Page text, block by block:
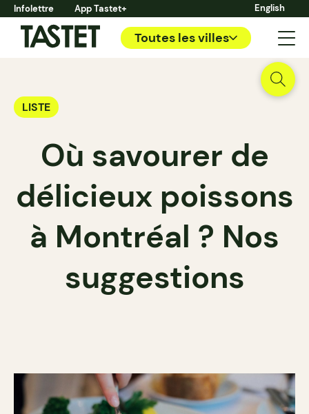
Infolettre App Tastet+ English
Toutes les villes
LISTE
Où savourer de
délicieux poissons
à Montréal ? Nos
suggestions